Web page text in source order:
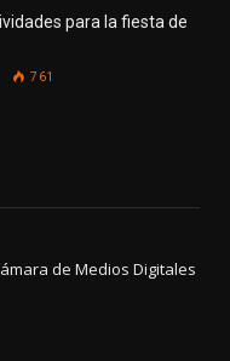
para la fiesta de
761
de Medios Digitales